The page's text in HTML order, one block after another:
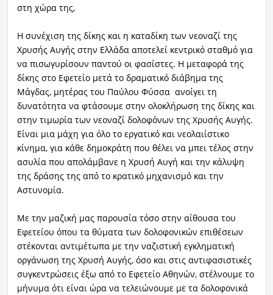
στη χώρα της,
Η συνέχιση της δίκης και η καταδίκη των νεοναζί της
Χρυσής Αυγής στην Ελλάδα αποτελεί κεντρικό σταθμό για
να πισωγυρίσουν παντού οι φασίστες. Η μεταφορά της
δίκης στο Εφετείο μετά το δραματικό διάβημα της
Μάγδας, μητέρας του Παύλου Φύσσα ανοίγει τη
δυνατότητα να φτάσουμε στην ολοκλήρωση της δίκης και
στην τιμωρία των νεοναζί δολοφόνων της Χρυσής Αυγής.
Είναι μια μάχη για όλο το εργατικό και νεολαιίστικο
κίνημα, για κάθε δημοκράτη που θέλει να μπει τέλος στην
ασυλία που απολάμβανε η Χρυσή Αυγή και την κάλυψη
της δράσης της από το κρατικό μηχανισμό και την
Αστυνομία.
Με την μαζική μας παρουσία τόσο στην αίθουσα του
Εφετείου όπου τα θύματα των δολοφονικών επιθέσεων
στέκονται αντιμέτωπα με την ναζιστική εγκληματική
οργάνωση της Χρυσή Αυγής, όσο και στις αντιφασιστικές
συγκεντρώσεις έξω από το Εφετείο Αθηνών, στέλνουμε το
μήνυμα ότι είναι ώρα να τελειώνουμε με τα δολοφονικά